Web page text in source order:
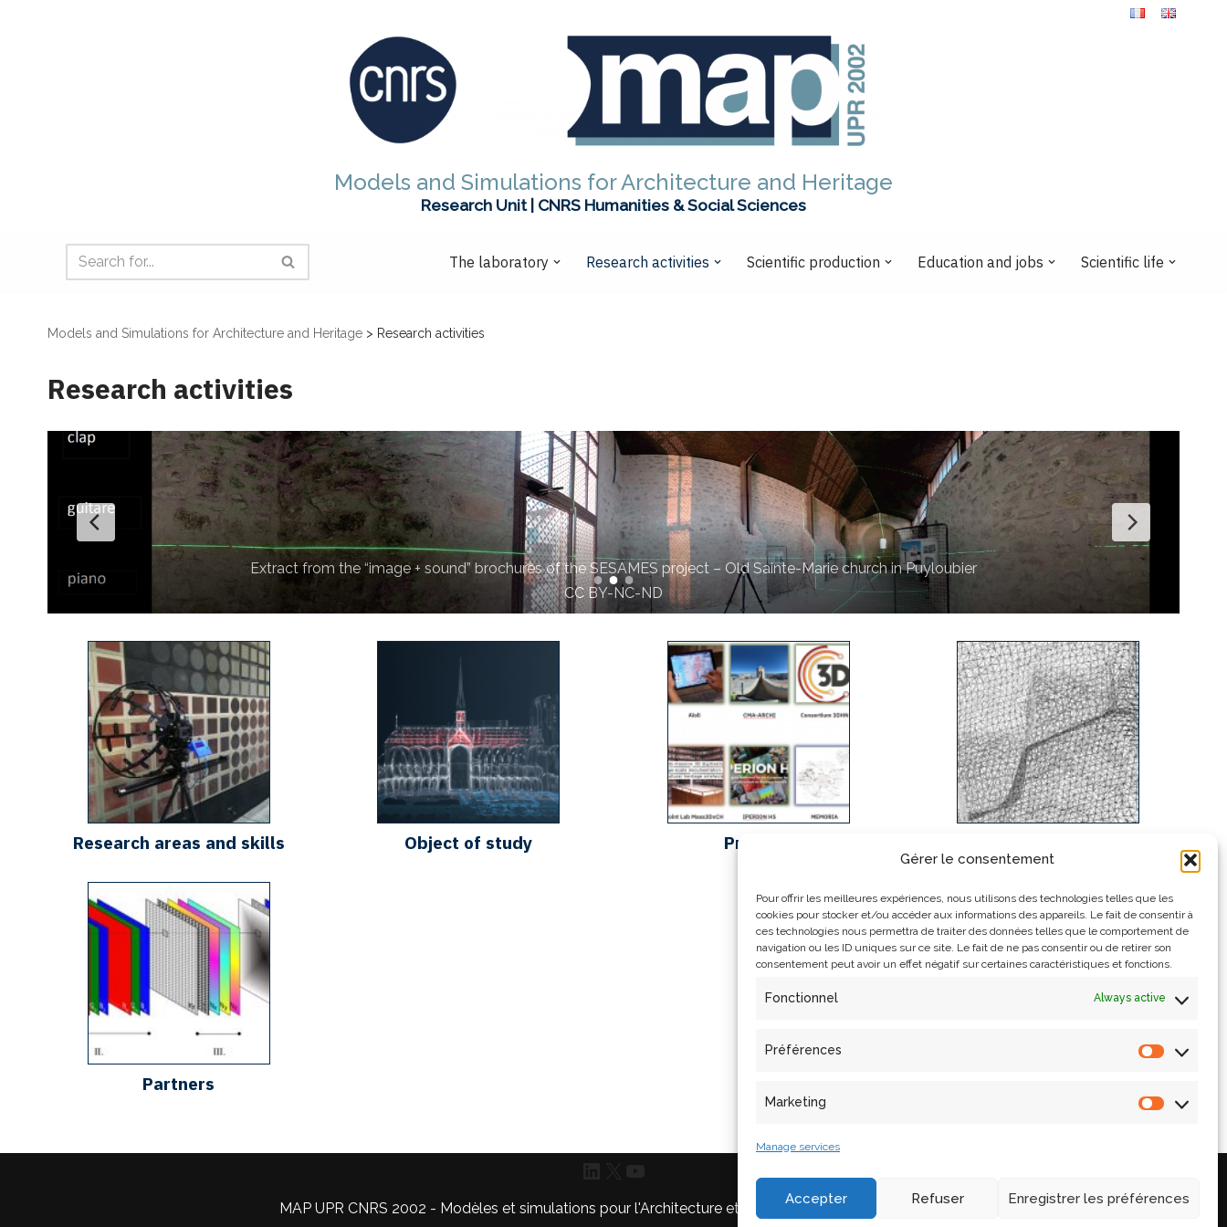
Gérer le consentement
Pour offrir les meilleures expériences, nous utilisons des technologies telles que les
cookies pour stocker et/ou accéder aux informations des appareils. Le fait de consentir à
ces technologies nous permettra de traiter des données telles que le comportement de
navigation ou les ID uniques sur ce site. Le fait de ne pas consentir ou de retirer son
consentement peut avoir un effet négatif sur certaines caractéristiques et fonctions.
Fonctionnel Always active
Préférences
Marketing
Manage services
Accepter Refuser Enregistrer les préférences
Models and Simulations for Architecture and Heritage
Research Unit | CNRS Humanities & Social Sciences
The laboratory Research activities Scientific production Education and jobs Scientific life
Models and Simulations for Architecture and Heritage > Research activities
Research activities
in Puyloubier
Territographie project (identification, location and participative characterisation of small heritage sites): Synthetic visualisation
communes and buildings in the rural chapels collection (partial view) CC BY-NC-ND
Research areas and skills Object of study Projects
Partners
MAP UPR CNRS 2002 - Modèles et simulations pour l'Architecture et le Patrimoine
credits